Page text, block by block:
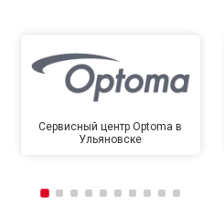
Сервисный центр Optoma в
Ульяновске